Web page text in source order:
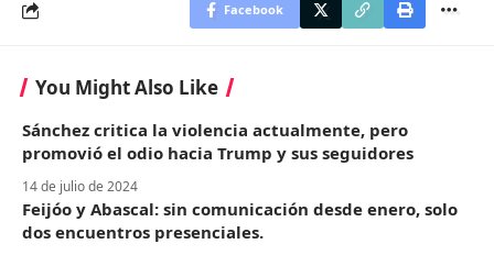
Facebook
You Might Also Like
Sánchez critica la violencia actualmente, pero
promovió el odio hacia Trump y sus seguidores
14 de julio de 2024
Feijóo y Abascal: sin comunicación desde enero, solo
dos encuentros presenciales.